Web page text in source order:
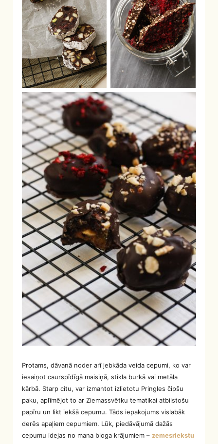
Protams, dāvanā noder arī jebkāda veida cepumi, ko var
iesaiņot caurspīdīgā maisiņā, stikla burkā vai metāla
kārbā. Starp citu, var izmantot izlietotu Pringles čipšu
paku, aplīmējot to ar Ziemassvētku tematikai atbilstošu
papīru un likt iekšā cepumu. Tāds iepakojums vislabāk
derēs apaļiem cepumiem. Lūk, piedāvājumā dažās
cepumu idejas no mana bloga krājumiem – zemesriekstu